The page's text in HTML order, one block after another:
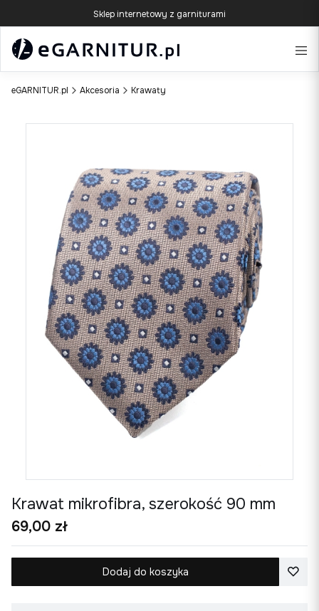
Sklep internetowy z garniturami
eGARNITUR.pl Akcesoria Krawaty
Krawat mikrofibra, szerokość 90 mm
Cena
69,00 zł
Dodaj do koszyka